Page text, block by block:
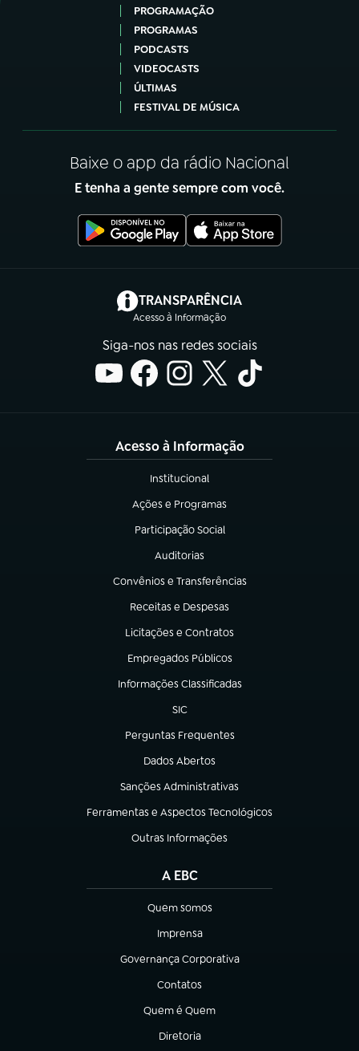
PROGRAMAÇÃO
PROGRAMAS
PODCASTS
VIDEOCASTS
ÚLTIMAS
FESTIVAL DE MÚSICA
Baixe o app da rádio Nacional
E tenha a gente sempre com você.
TRANSPARÊNCIA
Acesso à Informação
(abre em nova aba)
Siga-nos nas redes sociais
Acesso à Informação
Institucional
(abre em nova aba)
Ações e Programas
(abre em nova aba)
Participação Social
(abre em nova aba)
Auditorias
(abre em nova aba)
Convênios e Transferências
(abre em nova aba)
Receitas e Despesas
(abre em nova aba)
Licitações e Contratos
(abre em nova aba)
Empregados Públicos
(abre em nova aba)
Informações Classificadas
(abre em nova aba)
SIC
(abre em nova aba)
Perguntas Frequentes
(abre em nova aba)
Dados Abertos
(abre em nova aba)
Sanções Administrativas
(abre em nova aba)
Ferramentas e Aspectos Tecnológicos
(abre em nova aba)
Outras Informações
(abre em nova aba)
A EBC
Quem somos
(abre em nova aba)
Imprensa
(abre em nova aba)
Governança Corporativa
(abre em nova aba)
Contatos
(abre em nova aba)
Quem é Quem
(abre em nova aba)
Diretoria
(abre em nova aba)